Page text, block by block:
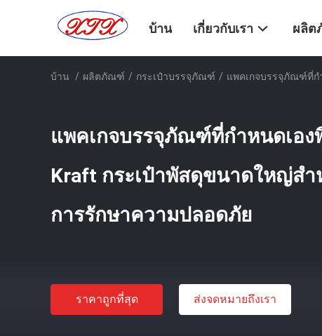
บ้าน เกี่ยวกับเรา ผลิ
บ้าน / ผลิตภัณฑ์ / กระเป๋าบรรจุภัณฑ์ / แพคเกจบรรจุภัณฑ์ที่ก
แพคเกจบรรจุภัณฑ์ที่กำหนดเอง
Kraft กระเป๋าพัสดุขนาดใหญ่ส
การรักษาความปลอดภัย
ราคาถูกที่สุด ส่งจดหมายถึงเรา